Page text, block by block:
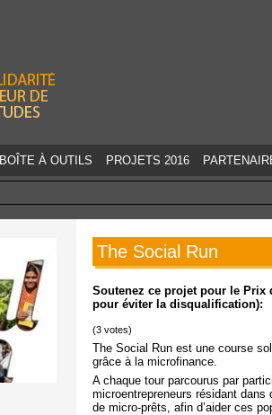
BOÎTE À OUTILS PROJETS 2016
The Social Run
Soutenez ce projet pour le Prix
pour éviter la disqualification):
(3votes)
The Social Run est une course
grâce à la microfinance.
A chaque tour parcourus par
microentrepreneurs résidant
de micro-prêts, afin d’aider ces